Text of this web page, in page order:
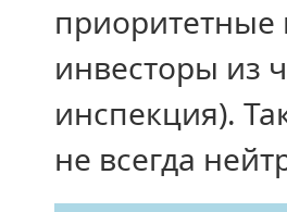
приоритетные
инвесторы из
инспекция).
не всегда